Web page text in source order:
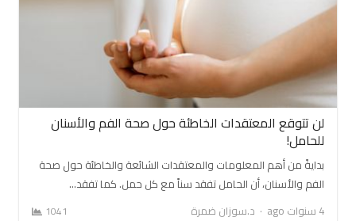
لن تتوقع المعتقدات الخاطئة حول صحة الفم والأسنان
للحامل!
بدايةً من أهم المعلومات والمعتقدات الشائعة والخاطئة حول صحة
الفم والأسنان، أن الحامل تفقد سناً مع كل حمل. كما تفقد…
4 سنوات ago
Author
د.سوزان ضمرة 1041